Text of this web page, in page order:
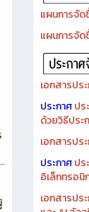
ประก
ตะวันออกก
แผนการจั
แผนการจั
เอกสารปร
ประกาศปร
ด้วยวิธีประ
เอกสารป